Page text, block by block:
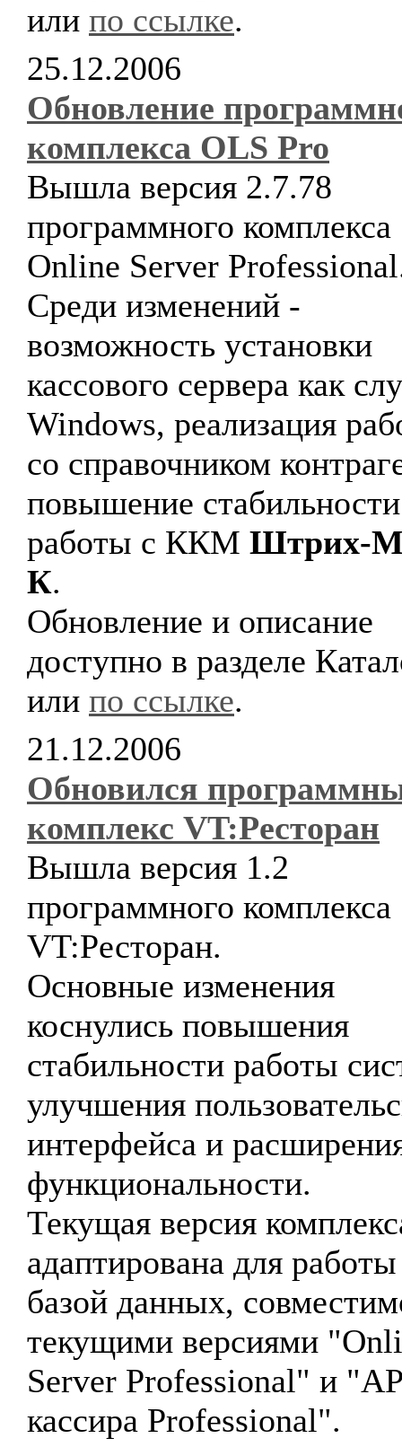
или по ссылке.
25.12.2006
Обновление
комплекса OLS Pro
Вышла версия 2.7.78
программного комплекса
Online Server
Среди изменений -
возможность установки
кассового сервера как
Windows, реализация
со справочником
повышение стабильности
работы с ККМ Штрих-
К.
Обновление и описание
доступно в разделе
или по ссылке.
21.12.2006
Обновился
комплекс VT:Ресторан
Вышла версия 1.2
программного комплекса
VT:Ресторан.
Основные изменения
коснулись повышения
стабильности работы
улучшения
интерфейса и
функциональности.
Текущая версия
адаптирована для
базой данных,
текущими версиями
Server Professional" и
кассира Professional".